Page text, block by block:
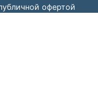
офертой